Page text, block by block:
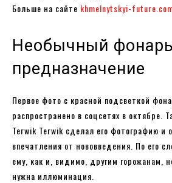
Больше на сайте khmelnytskyi-
Необычный
предназначение
Первое фото с красной подсветкой
распространено в соцсетях в октябре.
Terwik Terwik сделал его фотографию и
впечатления от нововведения. По его
ему, как и, видимо, другим горожанам,
нужна иллюминация.